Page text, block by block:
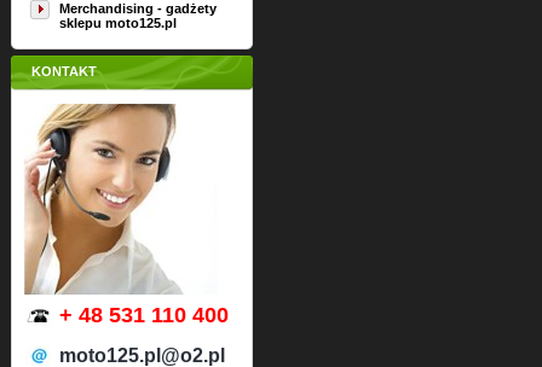
Merchandising - gadżety
sklepu moto125.pl
KONTAKT
+ 48 531 110 400
moto125.pl@o2.pl